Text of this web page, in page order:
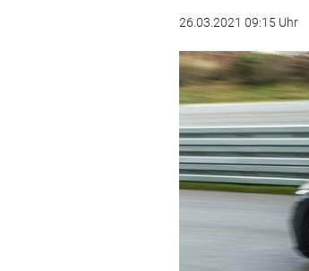
26.03.2021 09:15 Uhr